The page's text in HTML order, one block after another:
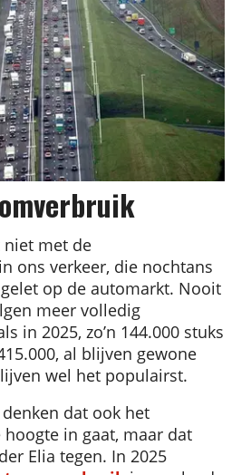
met de
in ons verkeer, die nochtans
op de automarkt. Nooit
meer volledig
in 2025, zo’n 144.000 stuks
al blijven gewone
wel het populairst.
dat ook het
in gaat, maar dat
Elia tegen. In 2025